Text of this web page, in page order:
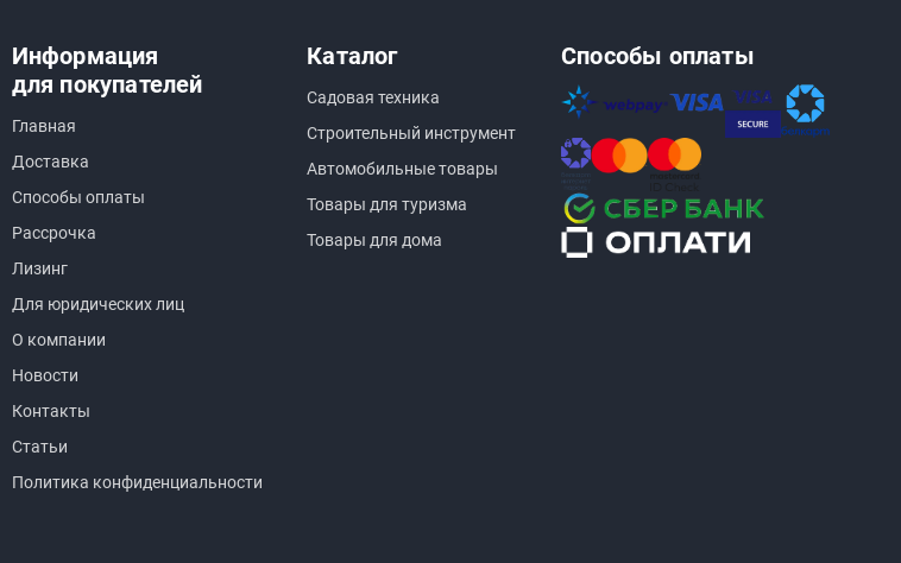
Информация
для покупателей
Главная
Доставка
Способы оплаты
Рассрочка
Лизинг
Для юридических лиц
О компании
Новости
Контакты
Статьи
Политика конфиденциальности
Каталог
Садовая техника
Строительный инструмент
Автомобильные товары
Товары для туризма
Товары для дома
Способы оплаты